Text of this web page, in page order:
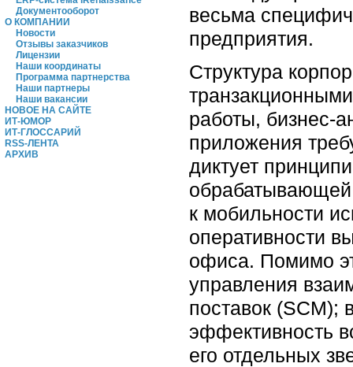
Документооборот
О КОМПАНИИ
Новости
Отзывы заказчиков
Лицензии
Наши координаты
Программа партнерства
Наши партнеры
Наши вакансии
НОВОЕ НА САЙТЕ
ИТ-ЮМОР
ИТ-ГЛОССАРИЙ
RSS-ЛЕНТА
АРХИВ
весьма
предприятия.
Структура
работы, бизнес-
приложения
диктует
обрабатывающей
к мобильности
оперативности
офиса. Помимо
управления
поставок (SCM);
эффективность
его отдельных